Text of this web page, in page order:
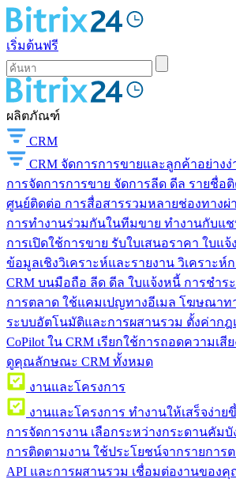
เริ่มต้นฟรี
ผลิตภัณฑ์
CRM
CRM จัดการการขายและลูกค้าอย่างง่
การจัดการการขาย จัดการลีด ดีล รายชื่อ
ศูนย์ติดต่อ การสื่อสารรวมหลายช่องทางผ่
การทำงานร่วมกันในทีมขาย ทำงานกับแ
การเปิดใช้การขาย รับใบเสนอราคา ใบแ
ข้อมูลเชิงวิเคราะห์และรายงาน วิเคราะห์
CRM บนมือถือ ลีด ดีล ใบแจ้งหนี้ การชำ
การตลาด ใช้แคมเปญทางอีเมล โฆษณาท
ระบบอัตโนมัติและการผสานรวม ตั้งค่ากฎ
CoPilot ใน CRM เรียกใช้การถอดความเ
ดูคุณลักษณะ CRM ทั้งหมด
งานและโครงการ
งานและโครงการ ทำงานให้เสร็จง่าย
การจัดการงาน เลือกระหว่างกระดานคัม
การติดตามงาน ใช้ประโยชน์จากรายการ
API และการผสานรวม เชื่อมต่องานของ